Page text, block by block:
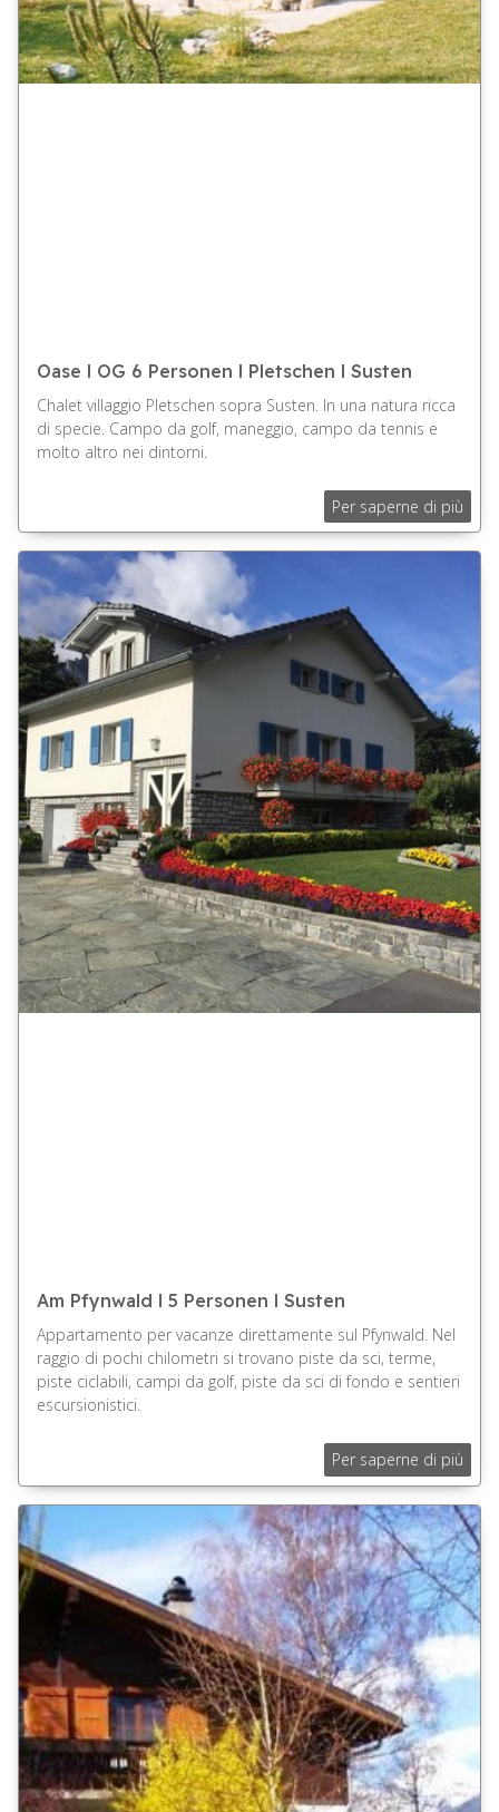
Oase l OG 6 Personen l Pletschen l Susten
Chalet villaggio Pletschen sopra Susten. In una natura ricca
di specie. Campo da golf, maneggio, campo da tennis e
molto altro nei dintorni.
Per saperne di più
Am Pfynwald l 5 Personen l Susten
Appartamento per vacanze direttamente sul Pfynwald. Nel
raggio di pochi chilometri si trovano piste da sci, terme,
piste ciclabili, campi da golf, piste da sci di fondo e sentieri
escursionistici.
Per saperne di più